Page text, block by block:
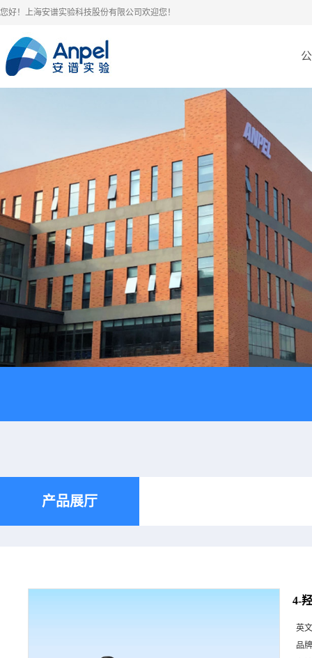
您好！上海安谱实验科技股份有限公司欢迎您！
产品展厅
4-
英
品